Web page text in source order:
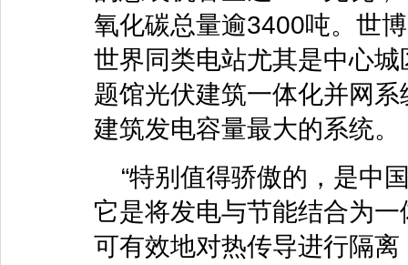
氧化碳总量逾3400吨。世
世界同类电站尤其是中心
题馆光伏建筑一体化并网
建筑发电容量最大的系统。
“特别值得骄傲的，是中
它是将发电与节能结合为
可有效地对热传导进行隔